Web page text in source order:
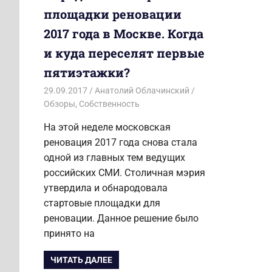
площадки реновации
2017 года в Москве. Когда
и куда переселят первые
пятиэтажки?
29.09.2017
Анатолий Облачинский
Обзоры, Собственность
На этой неделе московская
реновация 2017 года снова стала
одной из главных тем ведущих
российских СМИ. Столичная мэрия
утвердила и обнародовала
стартовые площадки для
реновации. Данное решение было
принято на
ЧИТАТЬ ДАЛЕЕ